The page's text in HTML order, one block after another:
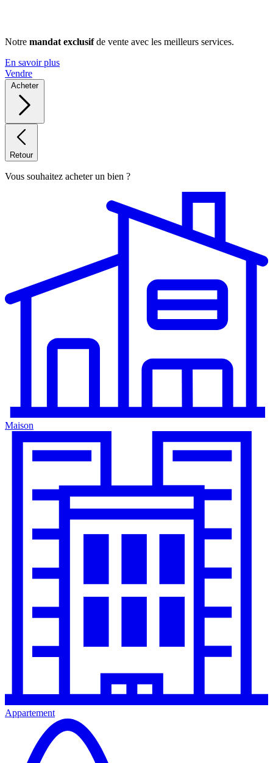
Notre mandat exclusifde vente avec les meilleurs services.
En savoir plus
Vendre
Acheter
Retour
Vous souhaitez acheter un bien ?
Maison
Appartement